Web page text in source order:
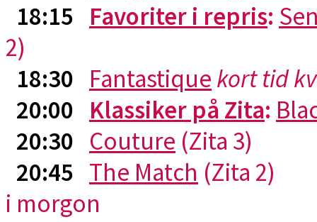
18:15 Favoriter i repris:
2)
18:30 Fantastique kort tid
20:00 Klassiker på Zita:
20:30 Couture (Zita 3)
20:45 The Match (Zita 2)
i morgon